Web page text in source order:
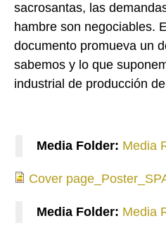
sacrosantas, las
hambre son negociables.
documento promueva un
sabemos y lo que
industrial de producción
Media Folder: Media
Cover
Media Folder: Media